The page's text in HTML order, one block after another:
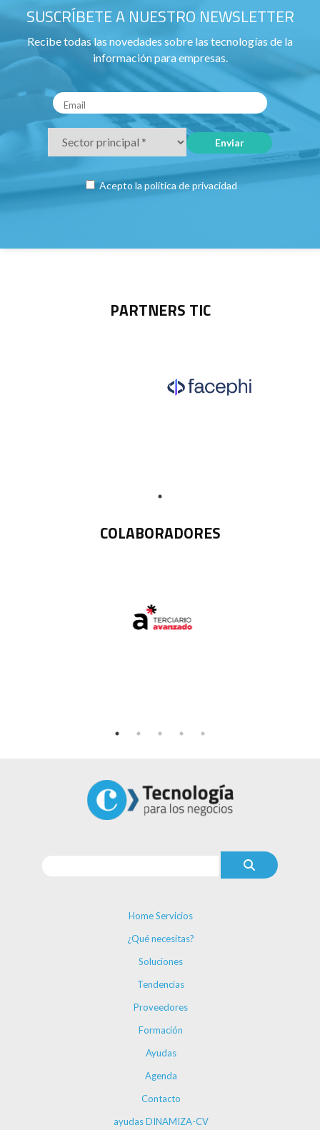
SUSCRÍBETE A NUESTRO NEWSLETTER
Recibe todas las novedades sobre las tecnologías de la
información para empresas.
Acepto la política de privacidad
PARTNERS TIC
COLABORADORES
Home Servicios
¿Qué necesitas?
Soluciones
Tendencias
Proveedores
Formación
Ayudas
Agenda
Contacto
ayudas DINAMIZA-CV